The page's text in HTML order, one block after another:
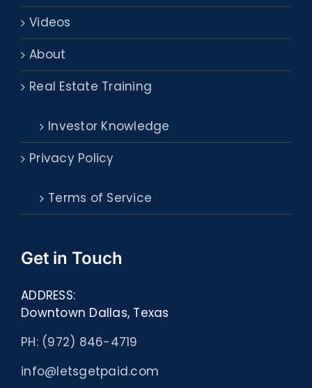
Videos
About
Real Estate Training
Investor Knowledge
Privacy Policy
Terms of Service
Get in Touch
ADDRESS:
Downtown Dallas, Texas
PH: (972) 846-4719
info@letsgetpaid.com